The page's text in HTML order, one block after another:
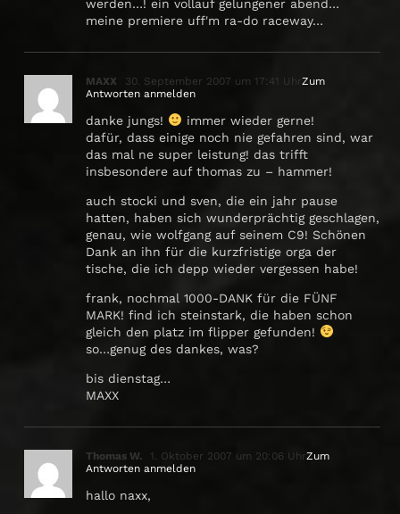
werden…! ein vollauf gelungener abend…
meine premiere uff'm ra-do raceway…
MAXX 30. September 2007 um 17:41 UhrZum
Antworten anmelden
danke jungs!
immer wieder gerne!
dafür, dass einige noch nie gefahren sind, war
das mal ne super leistung! das trifft
insbesondere auf thomas zu – hammer!
auch stocki und sven, die ein jahr pause
hatten, haben sich wunderprächtig geschlagen,
genau, wie wolfgang auf seinem C9! Schönen
Dank an ihn für die kurzfristige orga der
tische, die ich depp wieder vergessen habe!
frank, nochmal 1000-DANK für die FÜNF
MARK! find ich steinstark, die haben schon
gleich den platz im flipper gefunden!
so…genug des dankes, was?
bis dienstag…
MAXX
Thomas W. 1. Oktober 2007 um 20:06 UhrZum
Antworten anmelden
hallo naxx,